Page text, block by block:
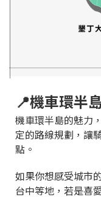
📍機車環半
機車環半島的魅力
定的路線規劃，讓
點。
如果你想感受城市
台中等地，若是喜